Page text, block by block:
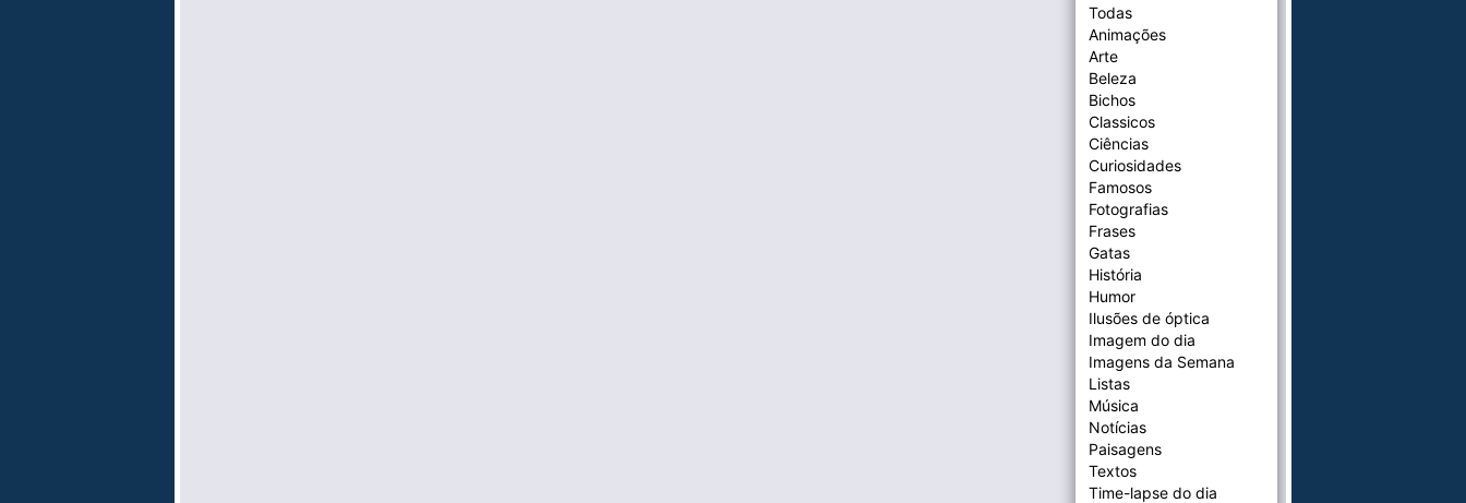
Todas
Animações
Arte
Beleza
Bichos
Classicos
Ciências
Curiosidades
Famosos
Fotografias
Frases
Gatas
História
Humor
Ilusões de óptica
Imagem do dia
Imagens da Semana
Listas
Música
Notícias
Paisagens
Textos
Time-lapse do dia